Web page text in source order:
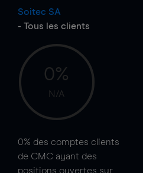
Soitec SA
- Tous les clients
0%
N/A
0% des comptes clients
de CMC ayant des
positions ouvertes sur